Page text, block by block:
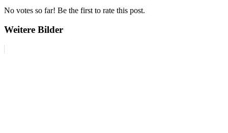
No votes so far! Be the first to rate this post.
Weitere Bilder